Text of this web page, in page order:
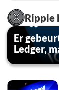
Ripple
Er
Ledger,